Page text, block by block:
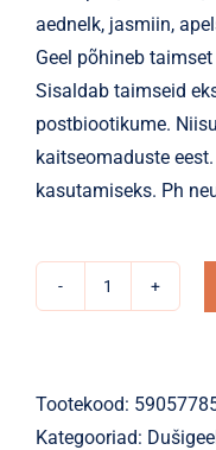
aednelk, jasmiin,
Geel põhineb
Sisaldab taimseid
postbiootikume.
kaitseomaduste
kasutamiseks. Ph
Me
Not
Alternative:
Tootekood:
Kategooriad: